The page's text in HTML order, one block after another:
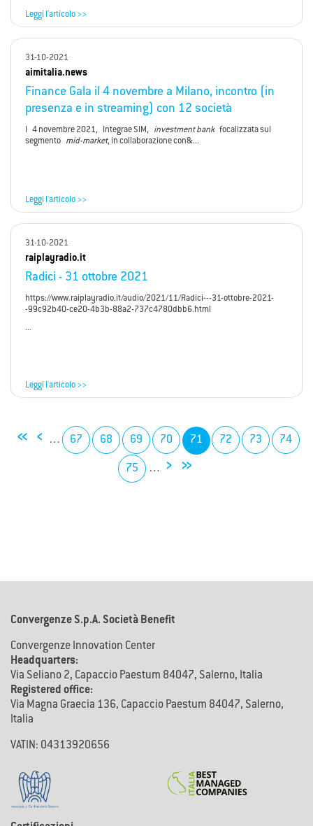
Leggi l'articolo >>
31-10-2021
aimitalia.news
Finance Gala il 4 novembre a Milano, incontro (in
presenza e in streaming) con 12 società
l 4 novembre 2021, Integrae SIM, investment bankfocalizzata sul
segmento mid-market, in collaborazione con&...
Leggi l'articolo >>
31-10-2021
raiplayradio.it
Radici - 31 ottobre 2021
https://www.raiplayradio.it/audio/2021/11/Radici---31-ottobre-2021-
-99c92b40-ce20-4b3b-88a2-737c4780dbb6.html
...
Leggi l'articolo >>
« ‹ … 67 68 69 70 71 72 73 74
75 … › »
Convergenze S.p.A. Società Benefit
Convergenze Innovation Center
Headquarters:
Via Seliano 2, Capaccio Paestum 84047, Salerno, Italia
Registered office:
Via Magna Graecia 136, Capaccio Paestum 84047, Salerno,
Italia
VATIN: 04313920656